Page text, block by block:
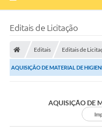
Editais de Licitação
Editais Editais de
AQUISIÇÃO DE MATERIAL DE
AQUISIÇÃO DE